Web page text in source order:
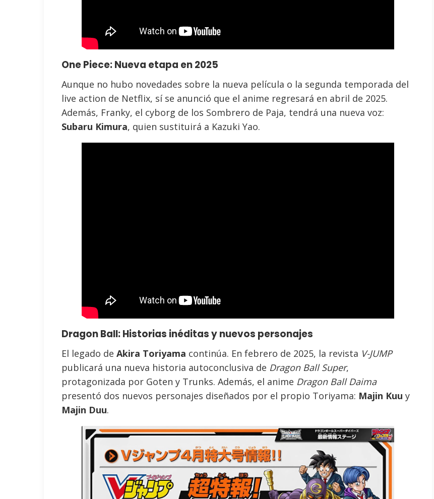
One Piece: Nueva etapa en 2025
Aunque no hubo novedades sobre la nueva película o la segunda temporada del
live action de Netflix, sí se anunció que el anime regresará en abril de 2025.
Además, Franky, el cyborg de los Sombrero de Paja, tendrá una nueva voz:
Subaru Kimura, quien sustituirá a Kazuki Yao.
Dragon Ball: Historias inéditas y nuevos personajes
El legado de Akira Toriyama continúa. En febrero de 2025, la revista V-JUMP
publicará una nueva historia autoconclusiva de Dragon Ball Super,
protagonizada por Goten y Trunks. Además, el anime Dragon Ball Daima
presentó dos nuevos personajes diseñados por el propio Toriyama: Majin Kuu y
Majin Duu.